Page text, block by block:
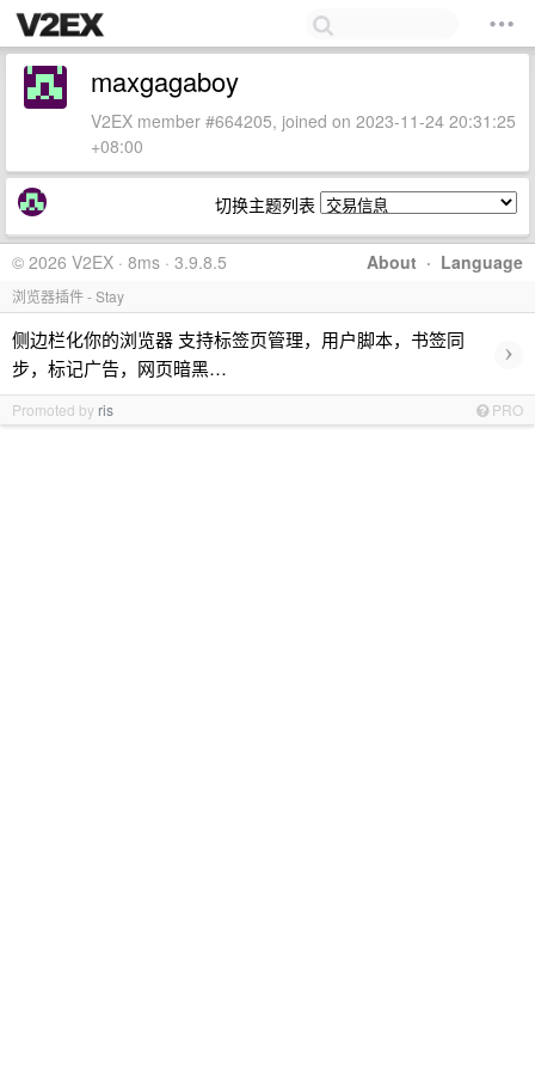
maxgagaboy
V2EX member #664205, joined on 2023-11-24 20:31:25
+08:00
切换主题列表
About · Language
© 2026 V2EX · 8ms · 3.9.8.5
浏览器插件 - Stay
侧边栏化你的浏览器 支持标签页管理，用户脚本，书签同
步，标记广告，网页暗黑…
›
Promoted by ris PRO